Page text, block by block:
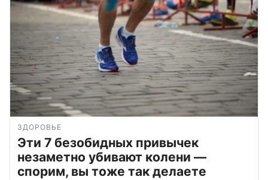
ЗДОРОВЬЕ
Эти 7 безобидных привычек
незаметно убивают колени —
спорим, вы тоже так делаете